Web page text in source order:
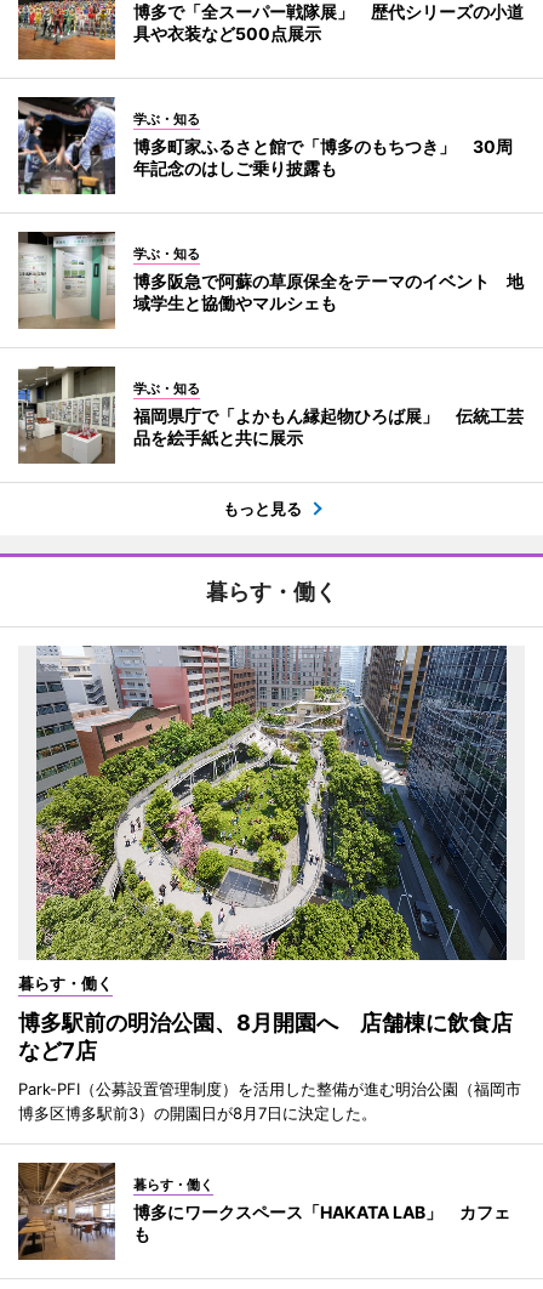
博多で「全スーパー戦隊展」 歴代シリーズの小道
具や衣装など500点展示
学ぶ・知る
博多町家ふるさと館で「博多のもちつき」 30周
年記念のはしご乗り披露も
学ぶ・知る
博多阪急で阿蘇の草原保全をテーマのイベント 地
域学生と協働やマルシェも
学ぶ・知る
福岡県庁で「よかもん縁起物ひろば展」 伝統工芸
品を絵手紙と共に展示
もっと見る
暮らす・働く
暮らす・働く
博多駅前の明治公園、8月開園へ 店舗棟に飲食店
など7店
Park-PFI（公募設置管理制度）を活用した整備が進む明治公園（福岡市
博多区博多駅前3）の開園日が8月7日に決定した。
暮らす・働く
博多にワークスペース「HAKATA LAB」 カフェ
も